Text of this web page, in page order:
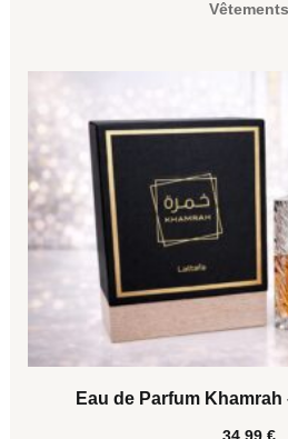
Vêtements
Eau de Parfum Khamrah
34,99 €